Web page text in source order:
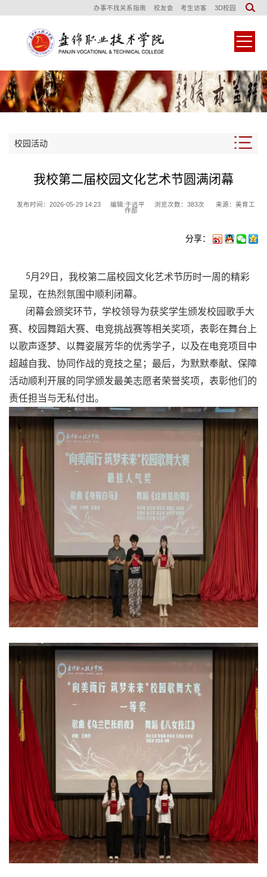
办事不找关系指南 校友会 考生访客 3D校园
校园活动
我校第二届校园文化艺术节圆满闭幕
发布时间：2026-05-29 14:23 编辑:于远平 浏览次数： 383次
来源：美育工
作部
分享：
5月 29 日，我校第二届校园文化艺术节历时一周的精彩
呈现，在热烈氛围中顺利闭幕。
闭幕会颁奖环节，学校领导为获奖学生颁发校园歌手大
赛、校园舞蹈大赛、电竞挑战赛等相关奖项，表彰在舞台上
以歌声逐梦、以舞姿展芳华的优秀学子，以及在电竞项目中
超越自我、协同作战的竞技之星；最后，为默默奉献、保障
活动顺利开展的同学颁发最美志愿者荣誉奖项， 表彰他们的
责任担当与无私付出。